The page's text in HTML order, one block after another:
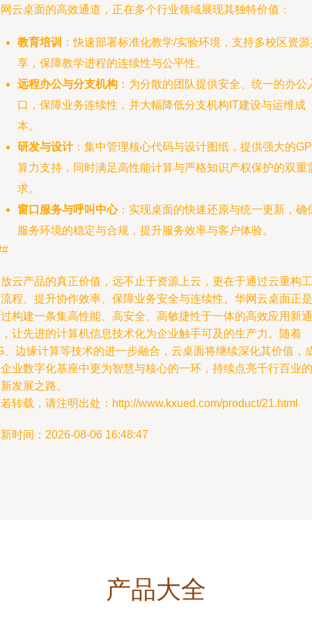
云桌面的高效通道，正在多个行业领域展现其独特价值：
教育培训
：快速部署标准化教学/实验环境，支持多校区资
享，保障教学进程的连续性与公平性。
远程办公与分支机构 ：为分散的团队提供安全、统一的办公
口，保障业务连续性，并大幅降低分支机构IT建设与运维成
本。
研发与设计：集中管理核心代码与设计图纸，提供强大的
算力支持，同时满足高性能计算与严格知识产权保护的双重
求。
窗口服务与呼叫中心：实现桌面的快速还原与统一更新，确
服务环境的稳定与合规，提升服务效率与客户体验。
云产品的真正价值，远不止于资源上云，更在于通过云重构工
程、提升协作效率、保障业务安全与连续性。华网云桌面正是
构建一条集高性能、高安全、高敏捷性于一体的高效应用新通
让先进的计算机信息技术化为企业触手可及的生产力。随着
、边缘计算等技术的进一步融合，云桌面将继续深化其价值，
业数字化基座中更为智慧与核心的一环，持续点亮千行百业的
发展之路。
转载，请注明出处：http://www.kxued.com/product/21.html
时间：2026-08-06 16:48:47
产品大全